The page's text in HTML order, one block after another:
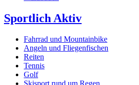
Sportlich Aktiv
Fahrrad und Mountainbike
Angeln und Fliegenfischen
Reiten
Tennis
Golf
Skisport rund um Regen